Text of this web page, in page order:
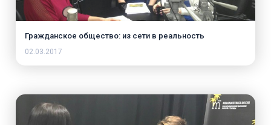
Гражданское общество: из сети в реальность
02.03.2017